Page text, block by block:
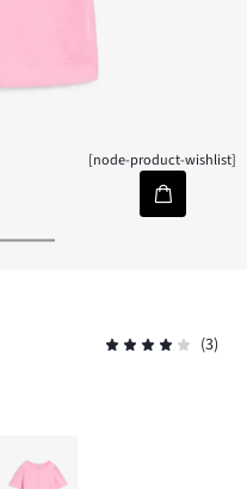
[node-product-wishlist]
(3)